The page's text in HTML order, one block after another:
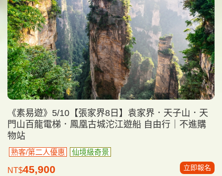
《素易遊》5/10【張家界8日】袁家界．天子山．天
門山百龍電梯．鳳凰古城沱江遊船 自由行｜不進購
物站
熟客/第二人優惠 仙境級奇景
NT$45,900 立即報名